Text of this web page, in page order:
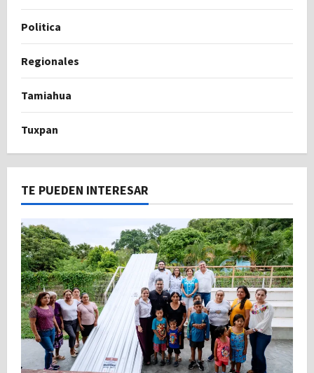
Politica
Regionales
Tamiahua
Tuxpan
TE PUEDEN INTERESAR